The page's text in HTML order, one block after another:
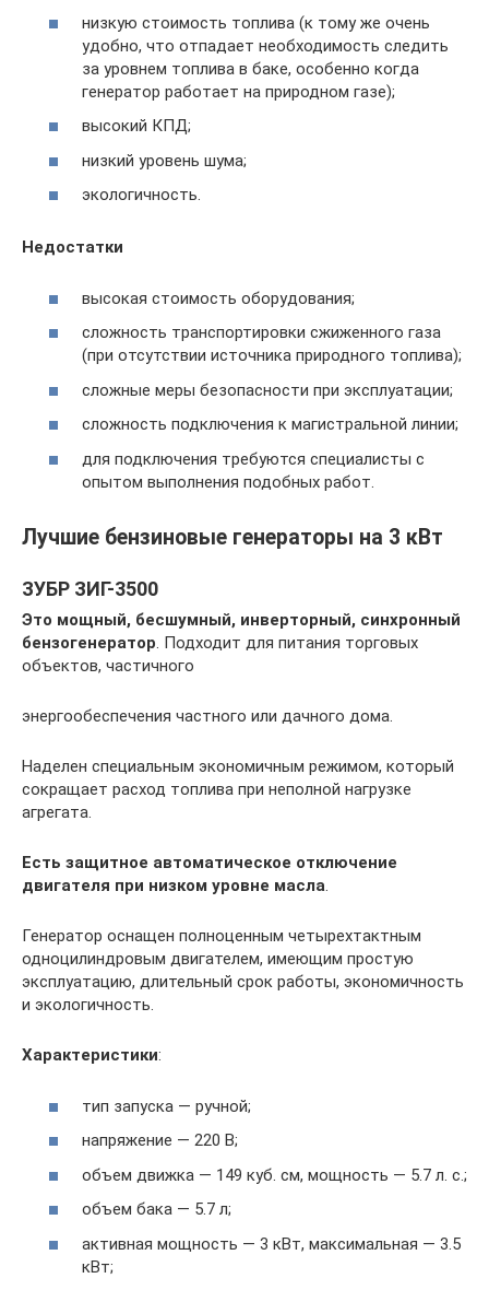
низкую стоимость топлива (к тому же очень
удобно, что отпадает необходимость следить
за уровнем топлива в баке, особенно когда
генератор работает на природном газе);
высокий КПД;
низкий уровень шума;
экологичность.
Недостатки
высокая стоимость оборудования;
сложность транспортировки сжиженного газа
(при отсутствии источника природного топлива);
сложные меры безопасности при эксплуатации;
сложность подключения к магистральной линии;
для подключения требуются специалисты с
опытом выполнения подобных работ.
Лучшие бензиновые генераторы на 3 кВт
ЗУБР ЗИГ-3500
Это мощный, бесшумный, инверторный, синхронный
бензогенератор. Подходит для питания торговых
объектов, частичного
энергообеспечения частного или дачного дома.
Наделен специальным экономичным режимом, который
сокращает расход топлива при неполной нагрузке
агрегата.
Есть защитное автоматическое отключение
двигателя при низком уровне масла.
Генератор оснащен полноценным четырехтактным
одноцилиндровым двигателем, имеющим простую
эксплуатацию, длительный срок работы, экономичность
и экологичность.
Характеристики:
тип запуска — ручной;
напряжение — 220 В;
объем движка — 149 куб. см, мощность — 5.7 л. с.;
объем бака — 5.7 л;
активная мощность — 3 кВт, максимальная — 3.5
кВт;